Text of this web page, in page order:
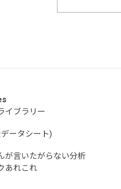
イブラリー
ータシート)
が言いたがらない分析
あれこれ